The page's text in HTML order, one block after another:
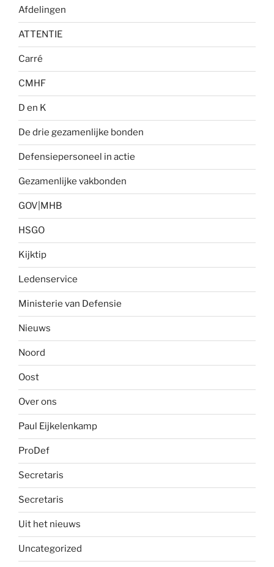
Afdelingen
ATTENTIE
Carré
CMHF
D en K
De drie gezamenlijke bonden
Defensiepersoneel in actie
Gezamenlijke vakbonden
GOV|MHB
HSGO
Kijktip
Ledenservice
Ministerie van Defensie
Nieuws
Noord
Oost
Over ons
Paul Eijkelenkamp
ProDef
Secretaris
Secretaris
Uit het nieuws
Uncategorized